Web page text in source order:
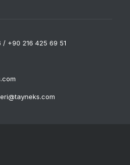
/ +90 216 425 69 51